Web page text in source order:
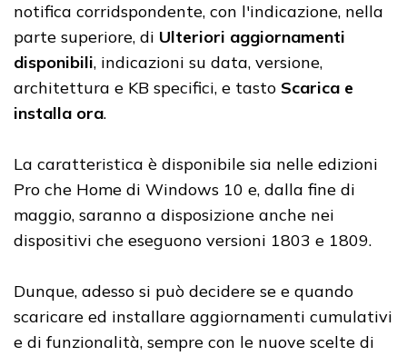
notifica corridspondente, con l'indicazione, nella
parte superiore, di Ulteriori aggiornamenti
disponibili, indicazioni su data, versione,
architettura e KB specifici, e tasto Scarica e
installa ora.
La caratteristica è disponibile sia nelle edizioni
Pro che Home di Windows 10 e, dalla fine di
maggio, saranno a disposizione anche nei
dispositivi che eseguono versioni 1803 e 1809.
Dunque, adesso si può decidere se e quando
scaricare ed installare aggiornamenti cumulativi
e di funzionalità, sempre con le nuove scelte di